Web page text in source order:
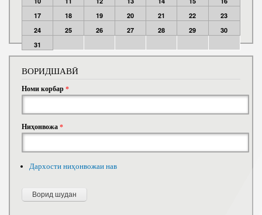
17
18 19 20 21 22
23
24
25 26 27 28 29
30
31
ВОРИДШАВӢ
Номи корбар*
Ниҳонвожа*
Дархости ниҳонвожаи нав